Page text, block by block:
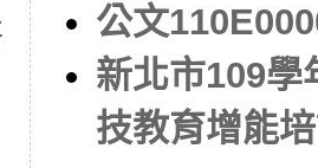
公文
新北市109學
技教育增能